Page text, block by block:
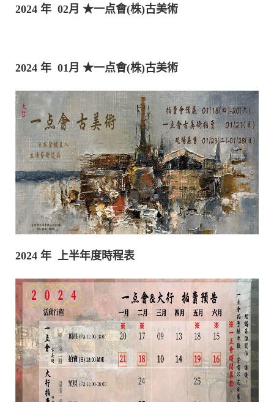
2024 年 02月 ★一点會(株)古美術
2024 年 01月 ★一点會(株)古美術
2024 年 上半年度時程表